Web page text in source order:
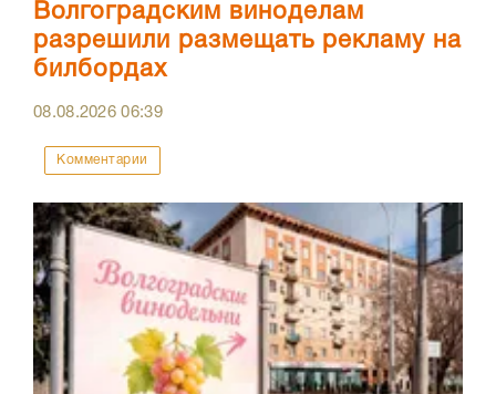
Волгоградским виноделам
разрешили размещать рекламу на
билбордах
08.08.202606:39
Комментарии